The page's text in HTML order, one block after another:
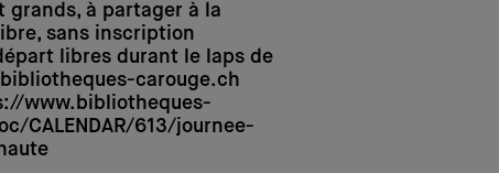
grands, à partager à la
sans inscription
libres durant le laps de
carouge.ch
www.bibliotheques-
CALENDAR/613/journee-